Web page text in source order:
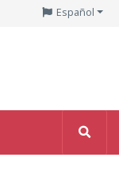
Español